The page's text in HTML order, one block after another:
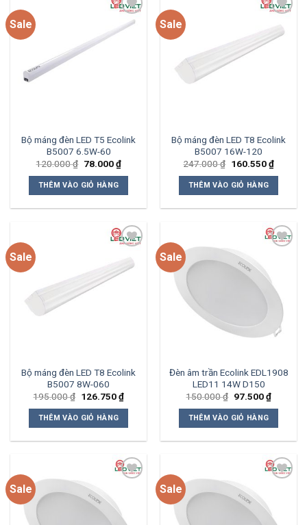
Sale
Bộ máng đèn LED T5 Ecolink
B5007 6.5W-60
120.000₫ Giá
là:
120.000 ₫.
78.000₫Giá
hiện
78.000 ₫.
THÊM VÀO GIỎ HÀNG
Sale
Add to
Bộ máng đèn LED T8 Ecolink
B5007 16W-120
247.000₫ Giá
là:
247.000 ₫.
160.550₫Giá
hiện
THÊM VÀO GIỎ HÀNG
Sale
Add to
Bộ máng đèn LED T8 Ecolink
B5007 8W-060
195.000₫ Giá
là:
195.000 ₫.
126.750₫Giá
hiện
126.750 ₫.
THÊM VÀO GIỎ HÀNG
Sale
Add to
wishlist
Đèn âm trần Ecolink EDL1908
LED11 14W D150
150.000₫ Giá
là:
150.000 ₫.
97.500₫Giá
hiện
97.500
THÊM VÀO GIỎ HÀNG
Sale
Add to
wishlist
Sale
Add to
wishlist